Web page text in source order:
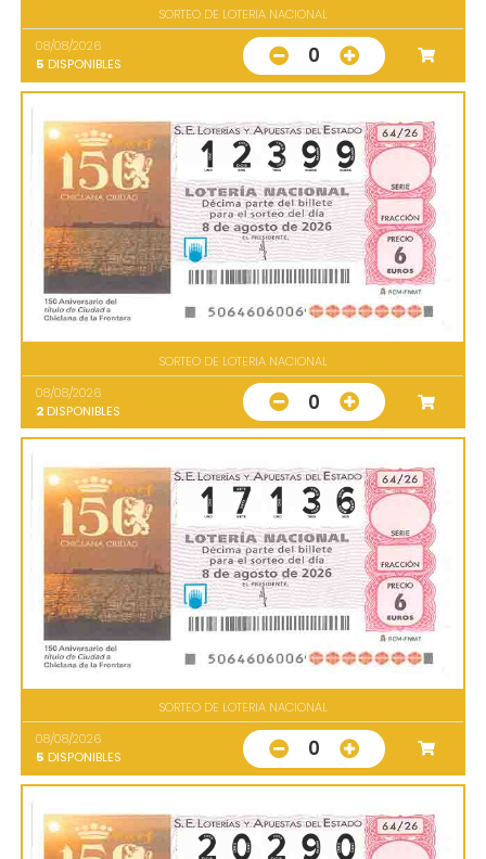
SORTEO DE LOTERIA NACIONAL
08/08/2026
5 DISPONIBLES 0
SORTEO DE LOTERIA NACIONAL
08/08/2026
2 DISPONIBLES 0
SORTEO DE LOTERIA NACIONAL
08/08/2026
5 DISPONIBLES 0